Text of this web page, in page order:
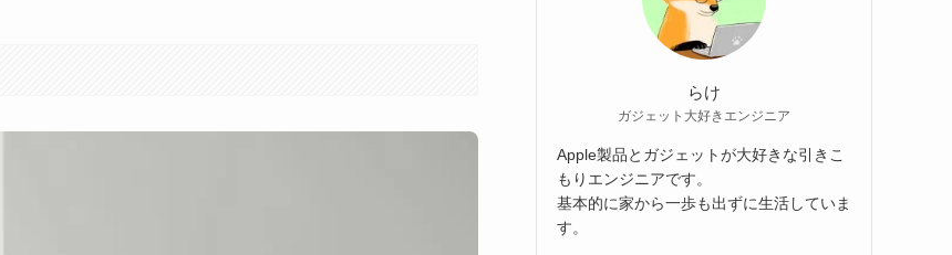
らけ
ガジェット大好きエンジニア
Apple製品とガジェットが大好きな引きこ
もりエンジニアです。
基本的に家から一歩も出ずに生活していま
す。